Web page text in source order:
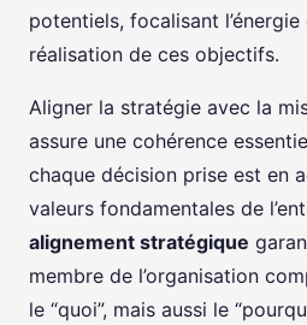
potentiels, focalisant l’énergie
réalisation de ces objectifs.
Aligner la stratégie avec la
assure une cohérence
chaque décision prise est en
valeurs fondamentales de
alignement stratégique
membre de l’organisation
le “quoi”, mais aussi le